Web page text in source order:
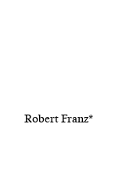
Robert Franz*